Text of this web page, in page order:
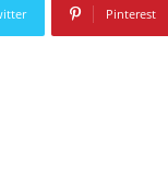
Pinterest